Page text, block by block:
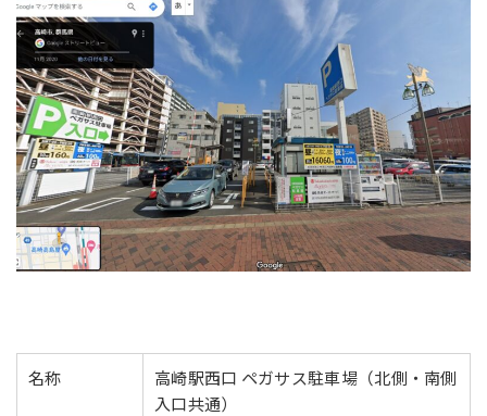
名称
高崎駅西口 ペガサス駐車場（北側・南側
入口共通）